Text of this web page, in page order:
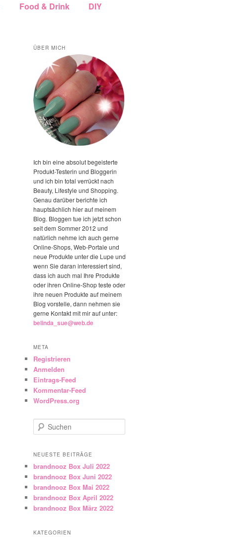
Food & Drink DIY
ÜBER MICH
Ich bin eine absolut begeisterte
Produkt-Testerin und Bloggerin
und ich bin total verrückt nach
Beauty, Lifestyle und Shopping.
Genau darüber berichte ich
hauptsächlich hier auf meinem
Blog. Bloggen tue ich jetzt schon
seit dem Sommer 2012 und
natürlich nehme ich auch gerne
Online-Shops, Web-Portale und
neue Produkte unter die Lupe und
wenn Sie daran interessiert sind,
dass ich auch mal Ihre Produkte
oder ihren Online-Shop teste oder
ihre neuen Produkte auf meinem
Blog vorstelle, dann nehmen sie
gerne Kontakt mit mir auf unter:
belinda_sue@web.de
META
Registrieren
Anmelden
Eintrags-Feed
Kommentar-Feed
WordPress.org
Suchen
NEUESTE BEITRÄGE
brandnooz Box Juli 2022
brandnooz Box Juni 2022
brandnooz Box Mai 2022
brandnooz Box April 2022
brandnooz Box März 2022
KATEGORIEN